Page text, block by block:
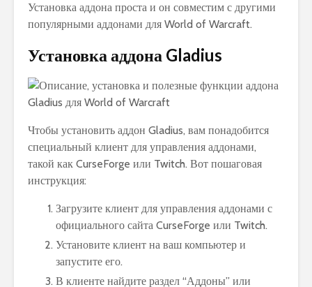
Установка аддона проста и он совместим с другими
популярными аддонами для World of Warcraft.
Установка аддона Gladius
Чтобы установить аддон Gladius, вам понадобится
специальный клиент для управления аддонами,
такой как CurseForge или Twitch. Вот пошаговая
инструкция:
Загрузите клиент для управления аддонами с
официального сайта CurseForge или Twitch.
Установите клиент на ваш компьютер и
запустите его.
В клиенте найдите раздел “Аддоны” или